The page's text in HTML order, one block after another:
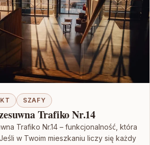
SZAFY
Trafiko Nr.14
Trafiko Nr.14 – funkcjonalność, która
w Twoim mieszkaniu liczy się każdy